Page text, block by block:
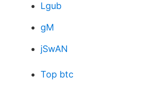
Lgub
gM
jSwAN
Top btc